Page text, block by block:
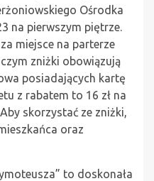
Ośrodka
na pierwszym piętrze.
miejsce na parterze
zniżki obowiązują
posiadających kartę
z rabatem to 16 zł na
skorzystać ze zniżki,
oraz
to doskonała